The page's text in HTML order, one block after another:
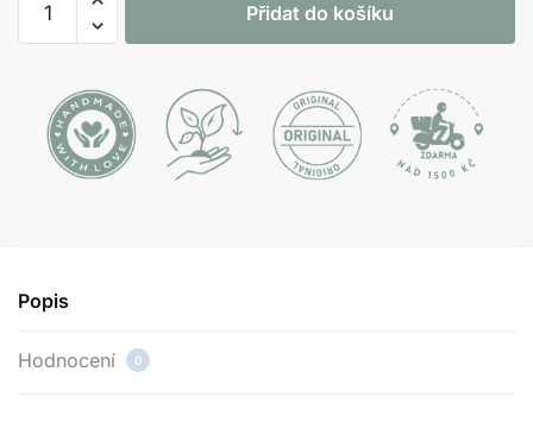
taška
Přidat do košíku
Popis
Hodnocení 0